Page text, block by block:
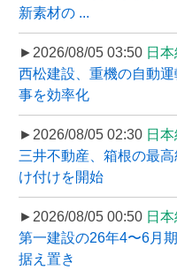
新素材の ...
►2026/08/05 03:50 日
西松建設、重機の自動
事を効率化
►2026/08/05 02:30 日
三井不動産、箱根の最
け付けを開始
►2026/08/05 00:50 日
第一建設の26年4〜6月
据え置き